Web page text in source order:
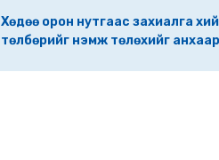
Хөдөө орон нутгаас захиалга
төлбөрийг нэмж төлөхийг